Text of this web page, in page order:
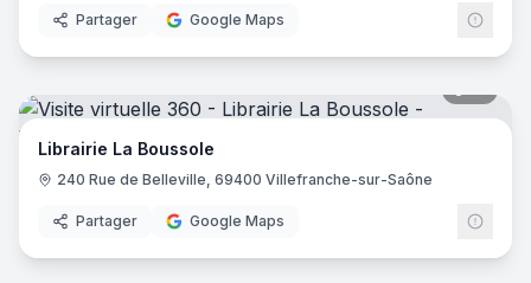
Partager Google Maps
Librairie La Boussole
240 Rue de Belleville, 69400 Villefranche-sur-Saône
Partager Google Maps
8